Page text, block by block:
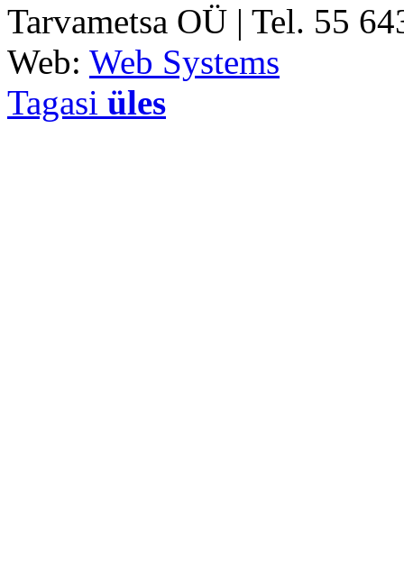
Tarvametsa OÜ | Tel. 55
Web: Web Systems
Tagasi üles